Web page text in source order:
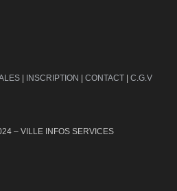
| INSCRIPTION | CONTACT | C.G.V
– VILLE INFOS SERVICES